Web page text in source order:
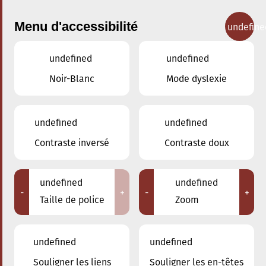
Concerts
Adresse
Menu d'accessibilité
undefined
Noir-Blanc
undefined
Mode dyslexie
undefined
Contraste inversé
undefined
Contraste doux
-
undefined
Taille de police
+ -
undefined
Zoom
+
undefined
Souligner les liens
undefined
Souligner les en-têtes